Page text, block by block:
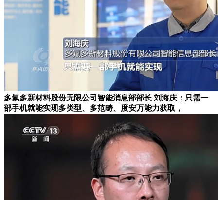
多氟多新材料股份无限公司智能消息部部长 刘海庆：只需一
部手机就能实现多类型、多范畴、度安万能力获取，